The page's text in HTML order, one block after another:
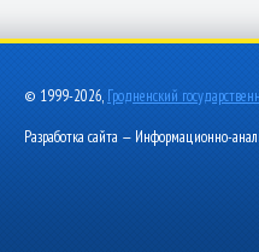
© 1999-2026, Гродненский
Разработка сайта — Информационно-